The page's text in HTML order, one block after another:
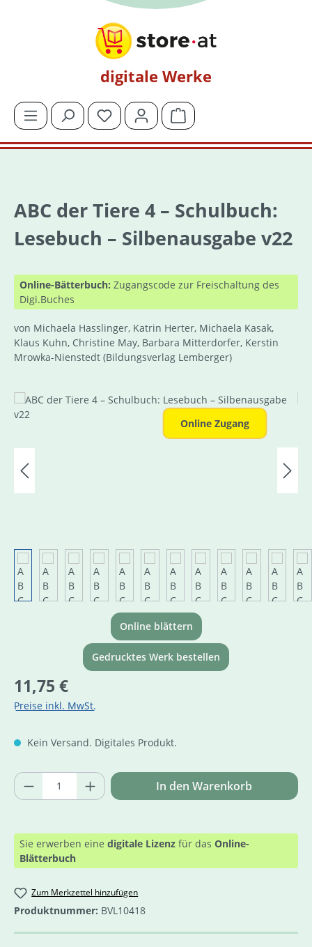
digitale Werke
Du hast 0 Produkte auf dem Merkzettel
Warenkorb enthält 0
ABC der Tiere 4 – Schulbuch:
Lesebuch – Silbenausgabe v22
Online-Bätterbuch: Zugangscode zur Freischaltung des
Digi.Buches
von Michaela Hasslinger, Katrin Herter, Michaela Kasak,
Klaus Kuhn, Christine May, Barbara Mitterdorfer, Kerstin
Mrowka-Nienstedt (Bildungsverlag Lemberger)
Bildergalerie überspringen
Online Zugang
Online blättern
Gedrucktes Werk bestellen
Regulärer Preis:
11,75 €
Preise inkl. MwSt.
Kein Versand. Digitales Produkt.
Produkt Anzahl: Gib den gewünschten
In den Warenkorb
Sie erwerben eine digitale Lizenz für das Online-
Blätterbuch
Zum Merkzettel hinzufügen
Produktnummer: BVL10418